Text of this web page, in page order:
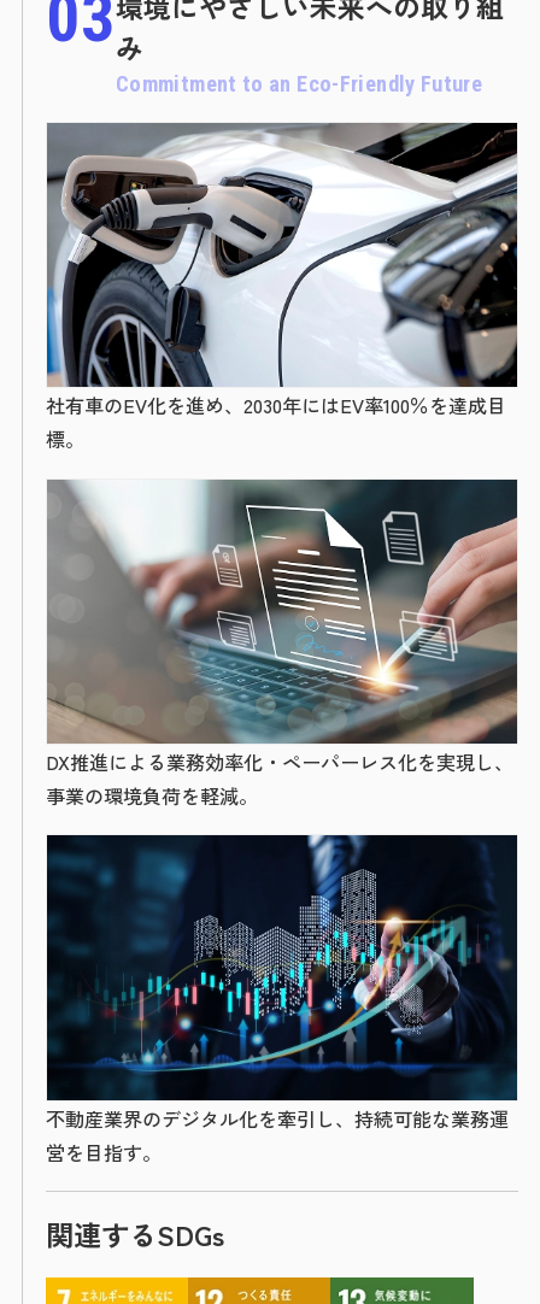
03み
Commitment to an Eco-Friendly Future
社有車のEV化を進め、2030年にはEV率100％を達成目
標。
DX推進による業務効率化・ペーパーレス化を実現し、
事業の環境負荷を軽減。
不動産業界のデジタル化を牽引し、持続可能な業務運
営を目指す。
関連するSDGs